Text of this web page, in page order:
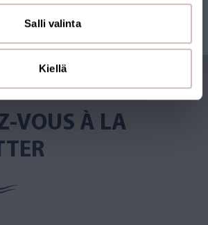
Salli valinta
Kiellä
VOUS À LA